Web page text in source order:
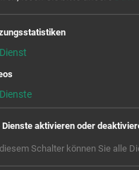
– ein
wertschätzenden
Ideen weitergedacht.
wurde:
Engagement vor Ort
und weiter
Technischen Universität
Dienst
Dienste
Dienste aktivieren oder
Schalter können Sie alle